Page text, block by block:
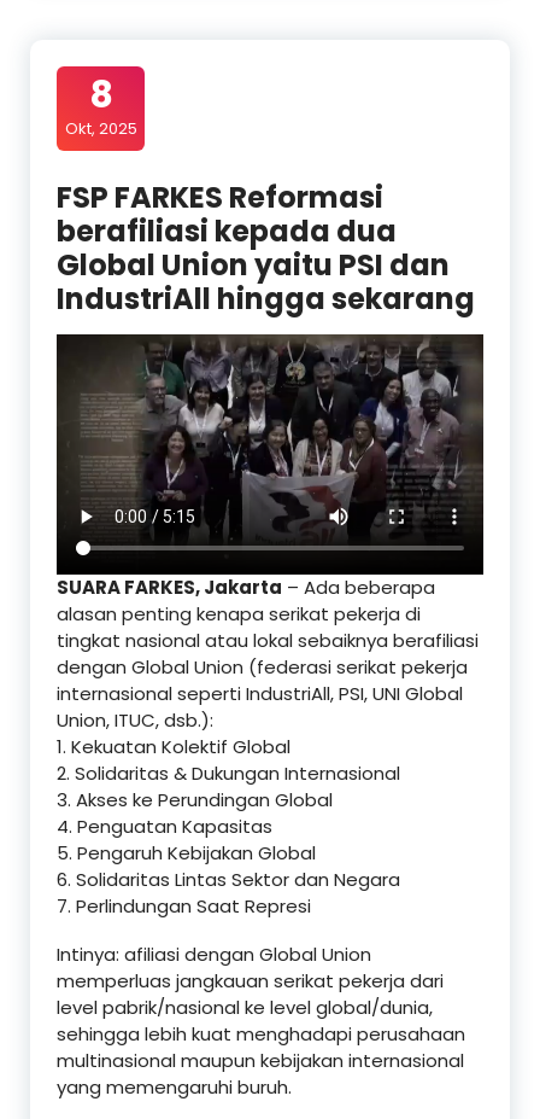
8
Okt, 2025
FSP FARKES Reformasi
berafiliasi kepada dua
Global Union yaitu PSI dan
IndustriAll hingga sekarang
SUARA FARKES, Jakarta – Ada beberapa
alasan penting kenapa serikat pekerja di
tingkat nasional atau lokal sebaiknya berafiliasi
dengan Global Union (federasi serikat pekerja
internasional seperti IndustriAll, PSI, UNI Global
Union, ITUC, dsb.):
1. Kekuatan Kolektif Global
2. Solidaritas & Dukungan Internasional
3. Akses ke Perundingan Global
4. Penguatan Kapasitas
5. Pengaruh Kebijakan Global
6. Solidaritas Lintas Sektor dan Negara
7. Perlindungan Saat Represi
Intinya: afiliasi dengan Global Union
memperluas jangkauan serikat pekerja dari
level pabrik/nasional ke level global/dunia,
sehingga lebih kuat menghadapi perusahaan
multinasional maupun kebijakan internasional
yang memengaruhi buruh.